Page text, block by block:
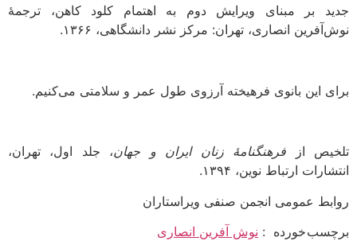
ج‍دی‍د ب‍ر م‍ب‍ن‍ای‌ وی‍رای‍ش‌ دوم‌ ب‍ه اه‍ت‍م‍ام‌ ک‍ل‍ود ک‍اه‍ن‌، ت‍رج‍م‍ۀ
ن‍وش‌آف‍ری‍ن‌ ان‍ص‍اری‌، تهران: م‍رک‍ز ن‍ش‍ر دان‍ش‍گ‍اه‍ی‌‏‫، ۱۳۶۶.
برای این بانوی فرهیخته آرزوی طول عمر و سلامتی می‌کنیم.
تلخیص از فرهنگنامۀ زنان ایران و جهان، جلد اول، تهران،
انتشارات ارتباط نوین، ۱۳۹۴.
روابط عمومی انجمن صنفی ویراستاران
برچسب خورده : نوش آفرین انصاری